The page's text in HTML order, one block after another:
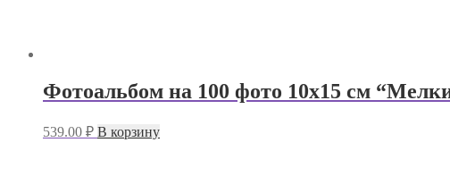
Фотоальбом на 100 фото 10х15 см
539.00 ₽ В корзину